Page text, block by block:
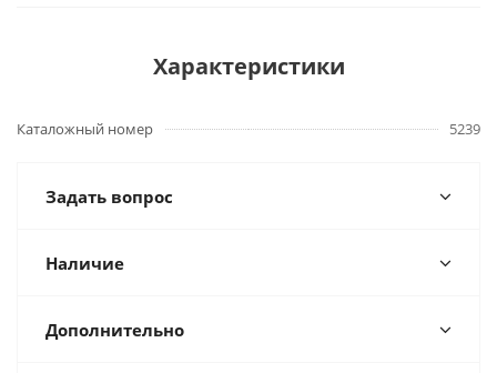
Характеристики
Каталожный номер 5239
Задать вопрос
Наличие
Дополнительно